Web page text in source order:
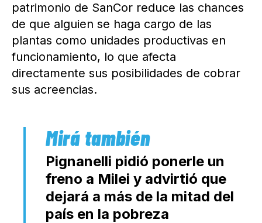
patrimonio de SanCor reduce las chances
de que alguien se haga cargo de las
plantas como unidades productivas en
funcionamiento, lo que afecta
directamente sus posibilidades de cobrar
sus acreencias.
Pignanelli pidió ponerle un
freno a Milei y advirtió que
dejará a más de la mitad del
país en la pobreza